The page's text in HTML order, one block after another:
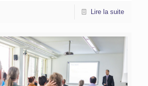
Lire la suite